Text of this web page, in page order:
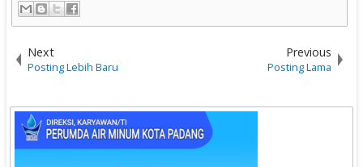
Next
Posting Lebih Baru
Previous
Posting Lama